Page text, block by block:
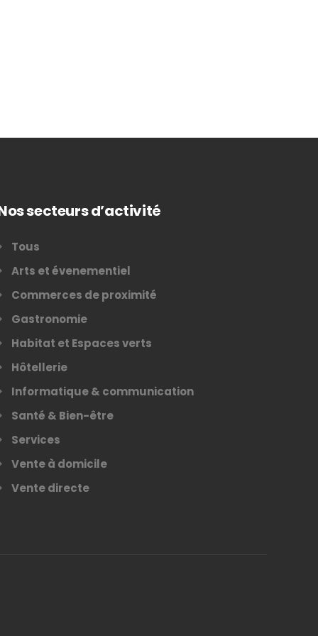
secteurs d’activité
Tous
Arts et évenementiel
Commerces de proximité
Gastronomie
Habitat et Espaces verts
Hôtellerie
Informatique & communication
Santé & Bien-être
Services
Vente à domicile
Vente directe